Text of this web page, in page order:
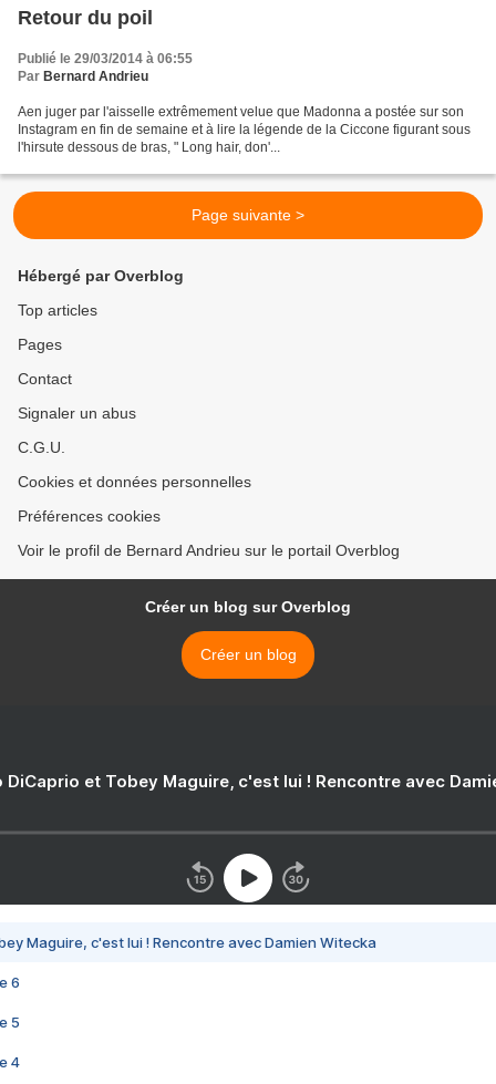
Retour du poil
Publié le 29/03/2014 à 06:55
Par Bernard Andrieu
Aen juger par l'aisselle extrêmement velue que Madonna a postée sur son
Instagram en fin de semaine et à lire la légende de la Ciccone figurant sous
l'hirsute dessous de bras, " Long hair, don'...
Page suivante >
Hébergé par Overblog
Top articles
Pages
Contact
Signaler un abus
C.G.U.
Cookies et données personnelles
Préférences cookies
Voir le profil de Bernard Andrieu sur le portail Overblog
Créer un blog sur Overblog
Créer un blog
DiCaprio et Tobey Maguire, c'est lui ! Rencontre avec
Maguire, c'est lui ! Rencontre avec Damien Witecka
6
5
4